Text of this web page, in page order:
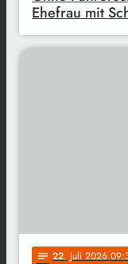
Ehefrau mit
notes 22. Juli 2026